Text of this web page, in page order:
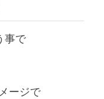
事で
ージで